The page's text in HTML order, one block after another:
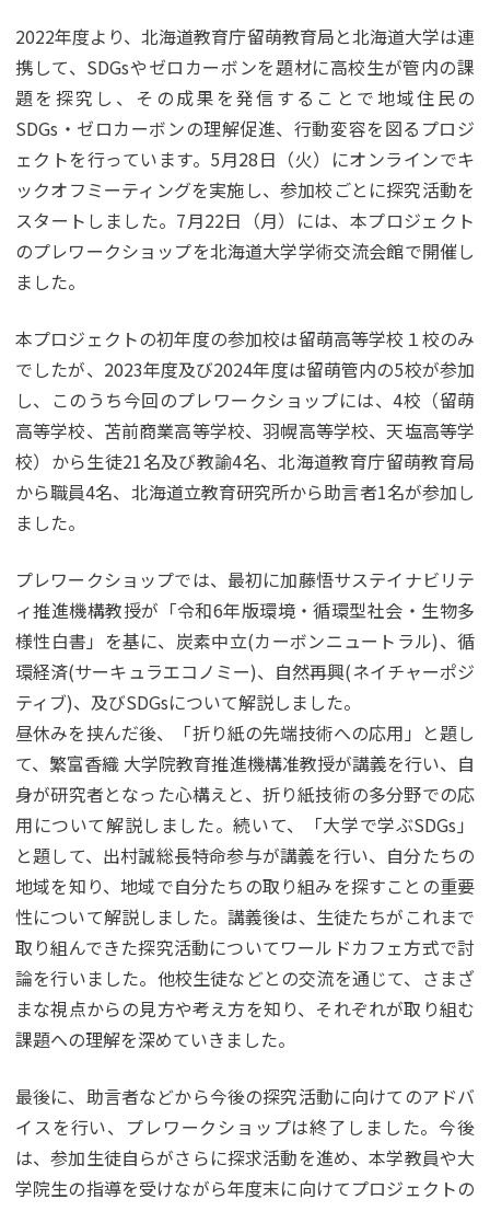
2022年度より、北海道教育庁留萌教育局と北海道大学は連
携して、SDGsやゼロカーボンを題材に高校生が管内の課
題を探究し、その成果を発信することで地域住民の
SDGs・ゼロカーボンの理解促進、行動変容を図るプロジ
ェクトを行っています。5月28日（火）にオンラインでキ
ックオフミーティングを実施し、参加校ごとに探究活動を
スタートしました。7月22日（月）には、本プロジェクト
のプレワークショップを北海道大学学術交流会館で開催し
ました。
本プロジェクトの初年度の参加校は留萌高等学校１校のみ
でしたが、2023年度及び2024年度は留萌管内の5校が参加
し、このうち今回のプレワークショップには、4校（留萌
高等学校、苫前商業高等学校、羽幌高等学校、天塩高等学
校）から生徒21名及び教諭4名、北海道教育庁留萌教育局
から職員4名、北海道立教育研究所から助言者1名が参加し
ました。
プレワークショップでは、最初に加藤悟サステイナビリテ
ィ推進機構教授が「令和6年版環境・循環型社会・生物多
様性白書」を基に、炭素中立(カーボンニュートラル)、循
環経済(サーキュラエコノミー)、自然再興(ネイチャーポジ
ティブ)、及びSDGsについて解説しました。
昼休みを挟んだ後、「折り紙の先端技術への応用」と題し
て、繁富香織 大学院教育推進機構准教授が講義を行い、自
身が研究者となった心構えと、折り紙技術の多分野での応
用について解説しました。続いて、「大学で学ぶSDGs」
と題して、出村誠総長特命参与が講義を行い、自分たちの
地域を知り、地域で自分たちの取り組みを探すことの重要
性について解説しました。講義後は、生徒たちがこれまで
取り組んできた探究活動についてワールドカフェ方式で討
論を行いました。他校生徒などとの交流を通じて、さまざ
まな視点からの見方や考え方を知り、それぞれが取り組む
課題への理解を深めていきました。
最後に、助言者などから今後の探究活動に向けてのアドバ
イスを行い、プレワークショップは終了しました。今後
は、参加生徒自らがさらに探求活動を進め、本学教員や大
学院生の指導を受けながら年度末に向けてプロジェクトの